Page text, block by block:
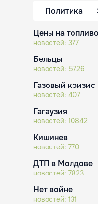
Политика
Цены на топливо
новостей: 377
Бельцы
новостей: 5726
Газовый кризис
новостей: 407
Гагаузия
новостей: 10842
Кишинев
новостей: 770
ДТП в Молдове
новостей: 7823
Нет войне
новостей: 131